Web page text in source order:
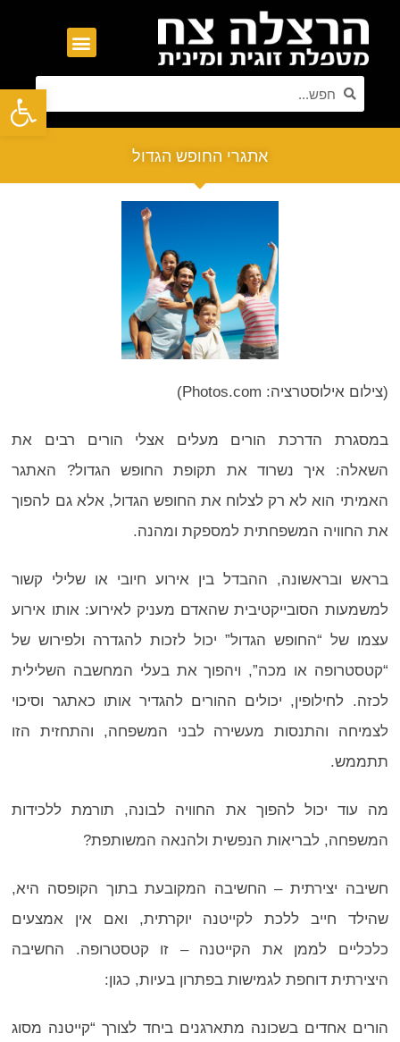
פתח סרגל נגישות
אתגרי החופש הגדול
(צילום אילוסטרציה: Photos.com)
במסגרת הדרכת הורים מעלים אצלי הורים רבים את
השאלה: איך נשרוד את תקופת החופש הגדול? האתגר
האמיתי הוא לא רק לצלוח את החופש הגדול, אלא גם להפוך
את החוויה המשפחתית למספקת ומהנה.
בראש ובראשונה, ההבדל בין אירוע חיובי או שלילי קשור
למשמעות הסובייקטיבית שהאדם מעניק לאירוע: אותו אירוע
עצמו של “החופש הגדול” יכול לזכות להגדרה ולפירוש של
“קטסטרופה או מכה”, ויהפוך את בעלי המחשבה השלילית
לכזה. לחילופין, יכולים ההורים להגדיר אותו כאתגר וסיכוי
לצמיחה והתנסות מעשירה לבני המשפחה, והתחזית הזו
תתממש.
מה עוד יכול להפוך את החוויה לבונה, תורמת ללכידות
המשפחה, לבריאות הנפשית ולהנאה המשותפת?
חשיבה יצירתית – החשיבה המקובעת בתוך הקופסה היא,
שהילד חייב ללכת לקייטנה יוקרתית, ואם אין אמצעים
כלכליים לממן את הקייטנה – זו קטסטרופה. החשיבה
היצירתית דוחפת לגמישות בפתרון בעיות, כגון:
הורים אחדים בשכונה מתארגנים ביחד לצורך “קייטנה מסוג